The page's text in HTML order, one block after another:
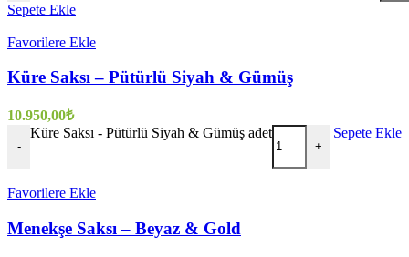
Sepete Ekle
Favorilere Ekle
Küre Saksı – Pütürlü Siyah & Gümüş
10.950,00₺
-
Küre Saksı - Pütürlü Siyah & Gümüş adet
+
Sepete Ekle
Favorilere Ekle
Menekşe Saksı – Beyaz & Gold